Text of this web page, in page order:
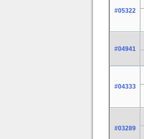
#05322
#04941
#04333
#03289